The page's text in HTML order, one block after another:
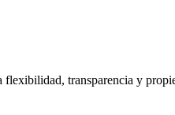
transparencia y